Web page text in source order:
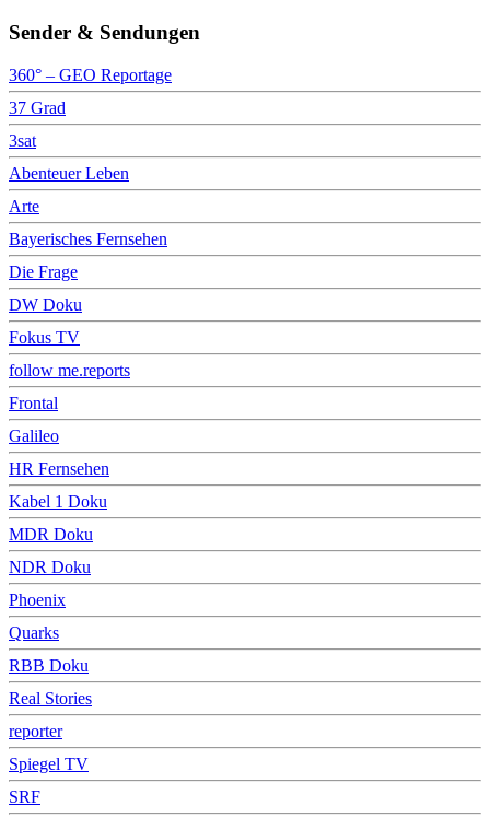
Sender & Sendungen
360° – GEO Reportage
37 Grad
3sat
Abenteuer Leben
Arte
Bayerisches Fernsehen
Die Frage
DW Doku
Fokus TV
follow me.reports
Frontal
Galileo
HR Fernsehen
Kabel 1 Doku
MDR Doku
NDR Doku
Phoenix
Quarks
RBB Doku
Real Stories
reporter
Spiegel TV
SRF